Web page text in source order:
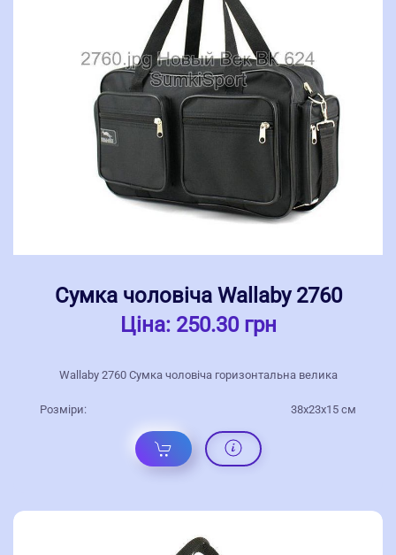
Сумка чоловіча Wallaby 2760
Ціна: 250.30 грн
Wallaby 2760 Сумка чоловіча горизонтальна велика
Розміри: 38x23x15 см